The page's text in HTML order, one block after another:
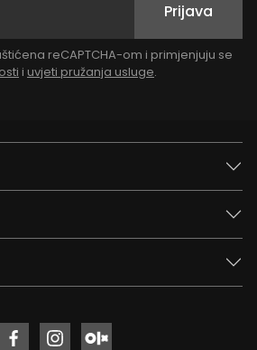
Prijava
reCAPTCHA-om i primjenjuju se
i uvjeti pružanja usluge.